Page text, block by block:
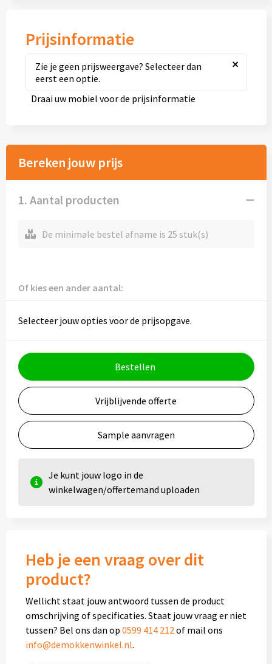
Kop en schotels
Krijtmokken
Mokken met naam
NIEUWE mokken
Kunststof bekers
Sets en Servies
Snel mokken
Prijsinformatie
Zie je geen prijsweergave? Selecteer dan
eerst een optie.
×
Draai uw mobiel voor de prijsinformatie
Bereken jouw prijs
1. Aantal producten
De minimale bestel afname is 25 stuk(s)
Of kies een ander aantal:
Selecteer jouw opties voor de prijsopgave.
Bestellen
Vrijblijvende offerte
Sample aanvragen
Je kunt jouw logo in de
winkelwagen/offertemand uploaden
Heb je een vraag over dit
product?
Wellicht staat jouw antwoord tussen de product
omschrijving of specificaties. Staat jouw vraag er niet
tussen? Bel ons dan op 0599 414 212of mail ons
info@demokkenwinkel.nl.